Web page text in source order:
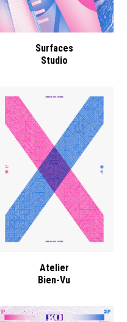
Surfaces
Studio
Atelier
Bien-Vu